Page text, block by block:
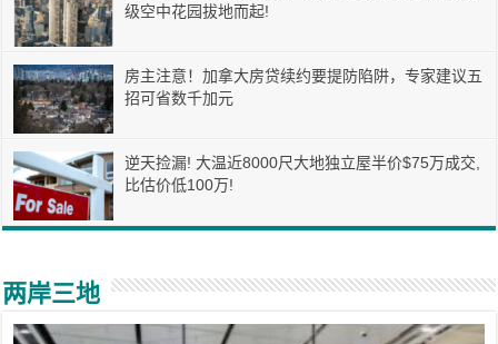
级空中花园拔地而起!
房主注意！加拿大房贷续约要提防陷阱，专家建议五
招可省数千加元
逆天捡漏! 大温近8000尺大地独立屋半价$75万成交,
比估价低100万!
两岸三地